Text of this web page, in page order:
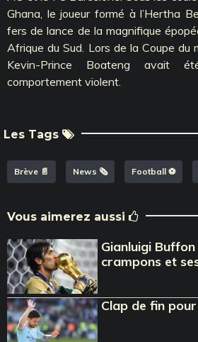
Ghana, le joueur formé à l’Hertha
fers de lance de la magnifique
Afrique du Sud. Lors de la Coupe du
Kevin-Prince Boateng avait
comportement violent.
Les Tags
Brève 📄 News 🗞️ Football ⚽️
Vous aimerez aussi
Gianluigi
crampons et
Clap de fin